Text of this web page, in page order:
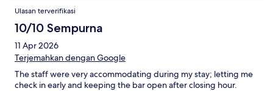
Ulasan terverifikasi
10/10 Sempurna
11 Apr 2026
Terjemahkan dengan Google
The staff were very accommodating during my stay; letting me
check in early and keeping the bar open after closing hour.